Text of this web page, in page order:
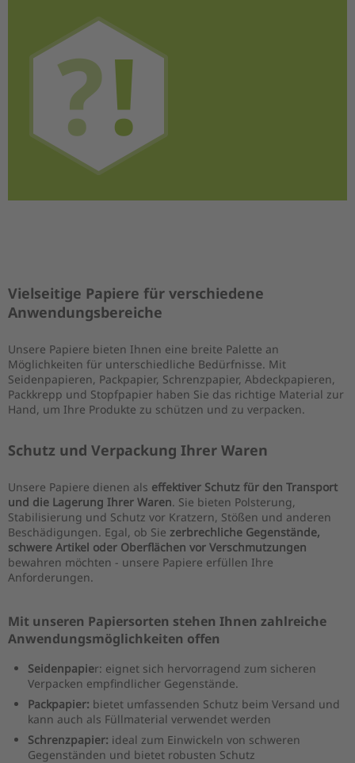
Vielseitige Papiere für verschiedene
Anwendungsbereiche
Unsere Papiere bieten Ihnen eine breite Palette an
Möglichkeiten für unterschiedliche Bedürfnisse. Mit
Seidenpapieren, Packpapier, Schrenzpapier, Abdeckpapieren,
Packkrepp und Stopfpapier haben Sie das richtige Material zur
Hand, um Ihre Produkte zu schützen und zu verpacken.
Schutz und Verpackung Ihrer Waren
Unsere Papiere dienen als effektiver Schutz für den Transport
und die Lagerung Ihrer Waren. Sie bieten Polsterung,
Stabilisierung und Schutz vor Kratzern, Stößen und anderen
Beschädigungen. Egal, ob Sie zerbrechliche Gegenstände,
schwere Artikel oder Oberflächen vor Verschmutzungen
bewahren möchten - unsere Papiere erfüllen Ihre
Anforderungen.
Mit unseren Papiersorten stehen Ihnen zahlreiche
Anwendungsmöglichkeiten offen
Seidenpapier: eignet sich hervorragend zum sicheren
Verpacken empfindlicher Gegenstände.
Packpapier: bietet umfassenden Schutz beim Versand und
kann auch als Füllmaterial verwendet werden
Schrenzpapier: ideal zum Einwickeln von schweren
Gegenständen und bietet robusten Schutz